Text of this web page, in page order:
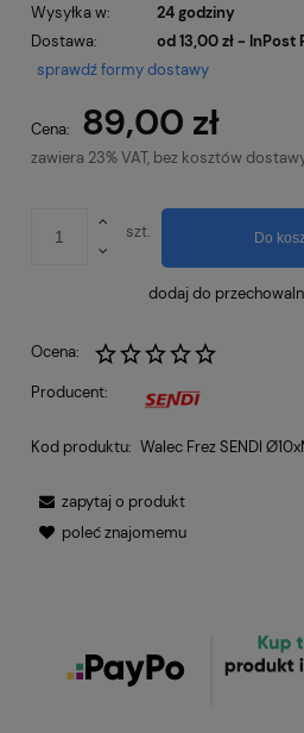
Wysyłka w:
24 godziny
Dostawa:
od 13,00 zł - InPost
Cena nie zawiera ewentualnych
sprawdź formy dostawy
Cena: 89,00 zł
zawiera 23% VAT, bez kosztów
szt. Do
dodaj do
Ocena:
Producent:
Kod produktu: Walec Frez SENDI
zapytaj o produkt
poleć znajomemu